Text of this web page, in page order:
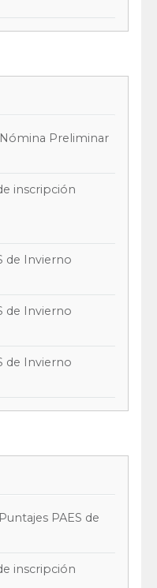
Preliminar
inscripción
de Invierno
de Invierno
de Invierno
PAES de
inscripción